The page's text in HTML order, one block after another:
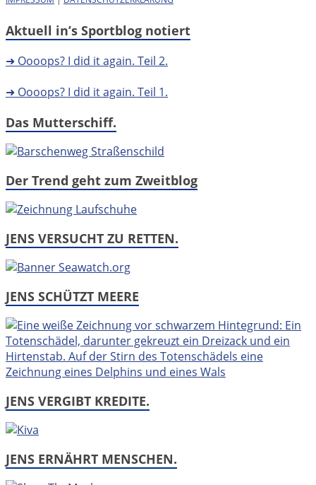
Aktuell in’s Sportblog notiert
➜ Oooops? I did it again. Teil 2.
➜ Oooops? I did it again. Teil 1.
Das Mutterschiff.
Der Trend geht zum Zweitblog
JENS VERSUCHT ZU RETTEN.
JENS SCHÜTZT MEERE
JENS VERGIBT KREDITE.
JENS ERNÄHRT MENSCHEN.